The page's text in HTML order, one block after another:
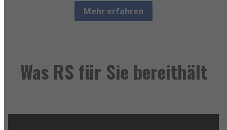
Mehr erfahren
Was RS für Sie bereithält